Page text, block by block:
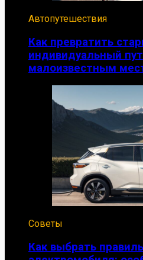
Автопутешествия
Как превратить
индивидуальный
малоизвестным
Советы
Как выбрать